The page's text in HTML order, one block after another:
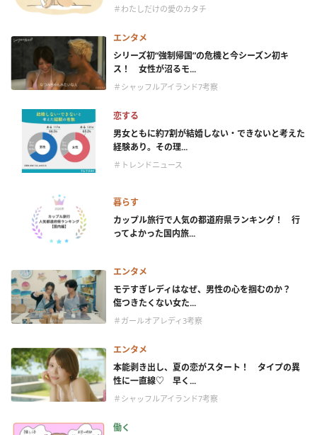
＃わたしだけの愛のカタチ
エンタメ
シリーズ初“強制帰国”の危機と今シーズン初キ
ス！ 女性が沼るモ...
＃シャッフルアイランド7考察
恋する
男女ともに約7割が結婚しない・できないと考えた
経験あり。その理...
＃トレンドニュース
暮らす
カップル旅行で人気の都道府県ランキング！ 行
ってよかった国内旅...
エンタメ
モテすぎレディはなぜ、男性の心を掴むのか？
傷つきたくない女た...
＃ガールオアレディ3考察
エンタメ
本能剥き出し、夏の恋がスタート！ タイプの異
性に一直線♡ 早く...
＃シャッフルアイランド7考察
働く